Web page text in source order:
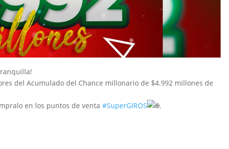
del Acumulado del Chance millonario de $4.992 millones de
en los puntos de venta #SuperGIROS .